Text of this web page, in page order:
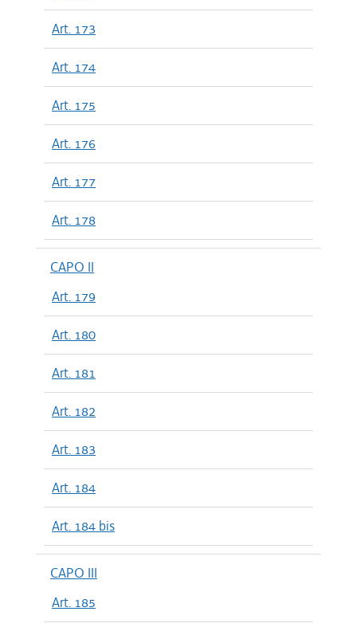
Art. 173
Art. 174
Art. 175
Art. 176
Art. 177
Art. 178
CAPO II
Art. 179
Art. 180
Art. 181
Art. 182
Art. 183
Art. 184
Art. 184 bis
CAPO III
Art. 185